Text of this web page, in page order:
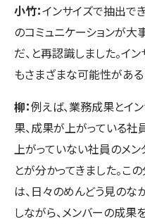
小竹：インサイズで抽出で
のコミュニケーションが
だ、と再認識しました。イ
もさまざまな可能性がある
柳：例えば、業務成果とイ
果、成果が上がっている社
上がっていない社員のメン
とが分かってきました。こ
は、日々のめんどう見のな
しながら、メンバーの成果